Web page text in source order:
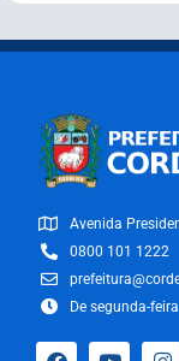
Avenida
0800 101 1222
De segunda-